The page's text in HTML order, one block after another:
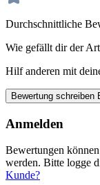
Durchschnittliche
Wie gefällt dir der
Hilf anderen mit
Bewertung schreiben
Anmelden
Bewertungen
werden. Bitte logge
Kunde?